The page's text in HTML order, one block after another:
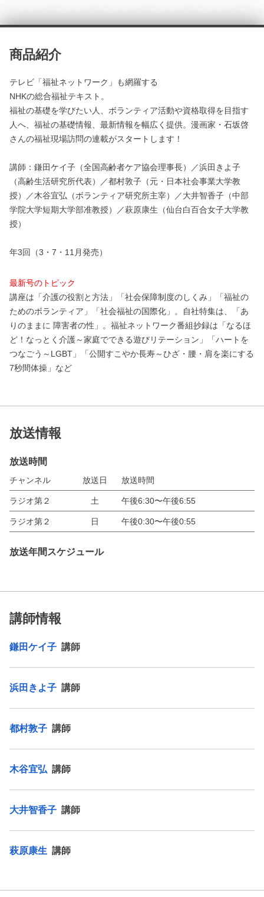
商品紹介
テレビ「福祉ネットワーク」も網羅する
NHKの総合福祉テキスト。
福祉の基礎を学びたい人、ボランティア活動や資格取得を目指す
人へ、福祉の基礎情報、最新情報を幅広く提供。漫画家・石坂啓
さんの福祉現場訪問の連載がスタートします！
講師：鎌田ケイ子（全国高齢者ケア協会理事長）／浜田きよ子
（高齢生活研究所代表）／都村敦子（元・日本社会事業大学教
授）／木谷宜弘（ボランティア研究所主宰）／大井智香子（中部
学院大学短期大学部准教授）／萩原康生（仙台白百合女子大学教
授）
年3回（3・7・11月発売）
最新号のトピック
講座は「介護の役割と方法」「社会保障制度のしくみ」「福祉の
ためのボランティア」「社会福祉の国際化」。自社特集は、「あ
りのままに 障害者の性」。福祉ネットワーク番組抄録は「なるほ
ど！なっとく介護～家庭でできる遊びリテーション」「ハートを
つなごう～LGBT」「公開すこやか長寿～ひざ・腰・肩を楽にする
7秒間体操」など
放送情報
放送時間
チャンネル 放送日 放送時間
ラジオ第２ 土 午後6:30〜午後6:55
ラジオ第２ 日 午後0:30〜午後0:55
放送年間スケジュール
講師情報
鎌田ケイ子 講師
浜田きよ子 講師
都村敦子 講師
木谷宜弘 講師
大井智香子 講師
萩原康生 講師